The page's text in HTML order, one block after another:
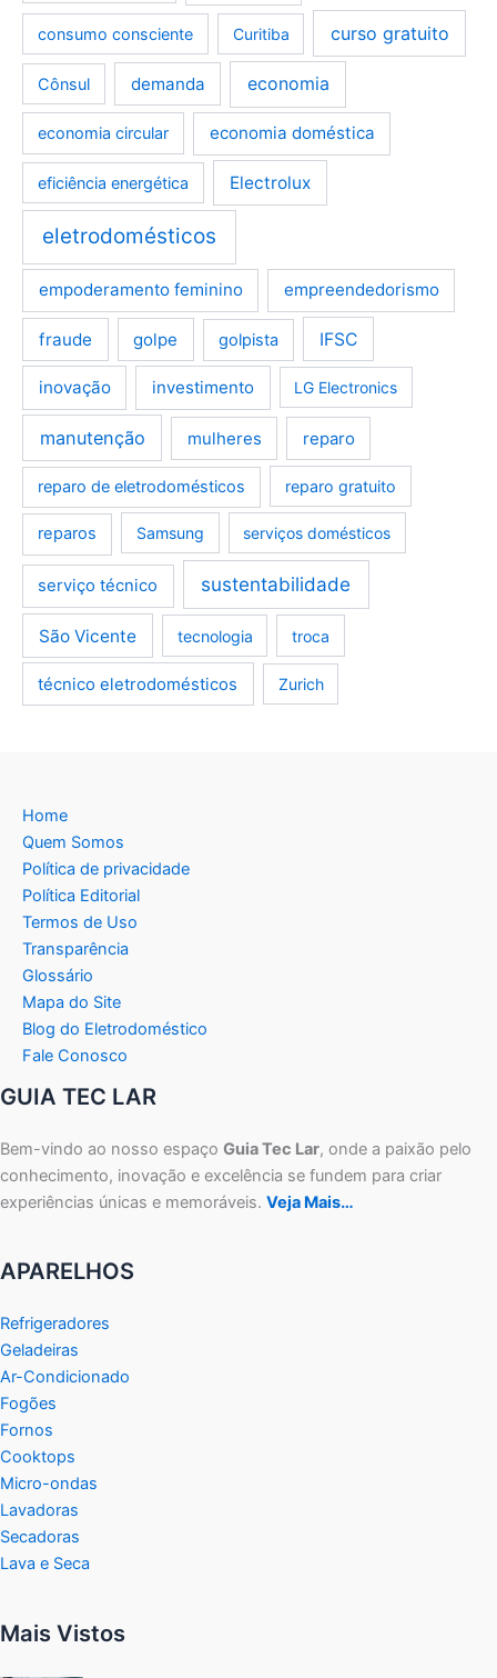
consumo consciente Curitiba curso gratuito
Cônsul demanda economia
economia circular economia doméstica
eficiência energética Electrolux
eletrodomésticos
empoderamento feminino empreendedorismo
fraude golpe golpista IFSC
inovação investimento LG Electronics
manutenção mulheres reparo
reparo de eletrodomésticos reparo gratuito
reparos Samsung serviços domésticos
serviço técnico sustentabilidade
São Vicente tecnologia troca
técnico eletrodomésticos Zurich
Home
Quem Somos
Política de privacidade
Política Editorial
Termos de Uso
Transparência
Glossário
Mapa do Site
Blog do Eletrodoméstico
Fale Conosco
GUIA TEC LAR
Bem-vindo ao nosso espaço Guia Tec Lar, onde a paixão pelo
conhecimento, inovação e excelência se fundem para criar
experiências únicas e memoráveis. Veja Mais…
APARELHOS
Refrigeradores
Geladeiras
Ar-Condicionado
Fogões
Fornos
Cooktops
Micro-ondas
Lavadoras
Secadoras
Lava e Seca
Mais Vistos